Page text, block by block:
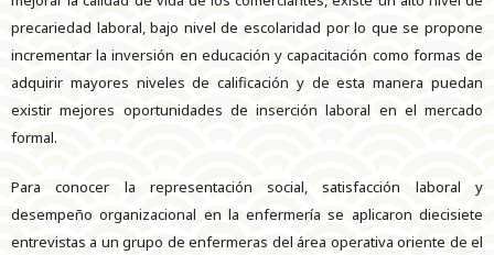
precariedad laboral, bajo nivel de escolaridad por lo que se propone
incrementar la inversión en educación y capacitación como formas de
adquirir mayores niveles de calificación y de esta manera puedan
existir mejores oportunidades de inserción laboral en el mercado
formal.
Para conocer la representación social, satisfacción laboral y
desempeño organizacional en la enfermería se aplicaron diecisiete
entrevistas a un grupo de enfermeras del área operativa oriente de el